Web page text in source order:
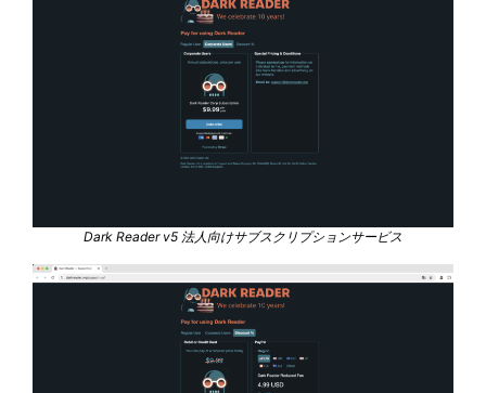
Dark Reader v5 法人向けサブスクリプションサービス